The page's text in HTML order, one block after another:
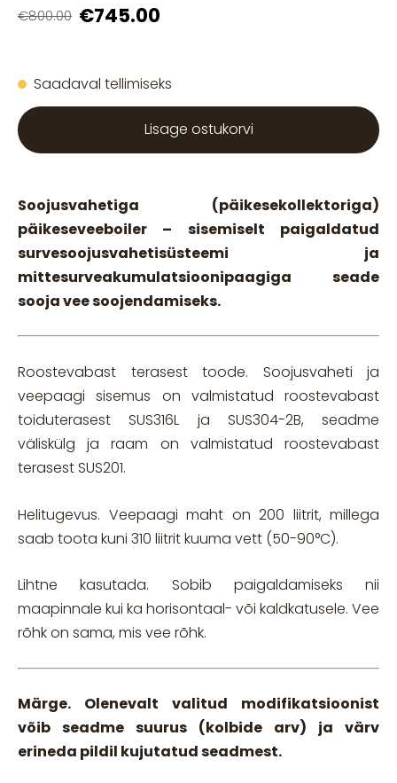
€800.00 €745.00
Saadaval tellimiseks
Lisage ostukorvi
Soojusvahetiga (päikesekollektoriga)
päikeseveeboiler – sisemiselt paigaldatud
survesoojusvahetisüsteemi ja
mittesurveakumulatsioonipaagiga seade
sooja vee soojendamiseks.
Roostevabast terasest toode. Soojusvaheti ja
veepaagi sisemus on valmistatud roostevabast
toiduterasest SUS316L ja SUS304-2B, seadme
väliskülg ja raam on valmistatud roostevabast
terasest SUS201.
Helitugevus. Veepaagi maht on 200 liitrit, millega
saab toota kuni 310 liitrit kuuma vett (50-90°C).
Lihtne kasutada. Sobib paigaldamiseks nii
maapinnale kui ka horisontaal- või kaldkatusele. Vee
rõhk on sama, mis vee rõhk.
Märge. Olenevalt valitud modifikatsioonist
võib seadme suurus (kolbide arv) ja värv
erineda pildil kujutatud seadmest.